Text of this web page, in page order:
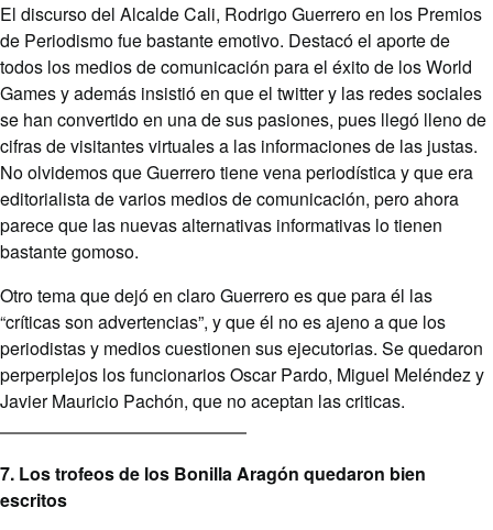
El discurso del Alcalde Cali, Rodrigo Guerrero en los Premios
de Periodismo fue bastante emotivo. Destacó el aporte de
todos los medios de comunicación para el éxito de los World
Games y además insistió en que el twitter y las redes sociales
se han convertido en una de sus pasiones, pues llegó lleno de
cifras de visitantes virtuales a las informaciones de las justas.
No olvidemos que Guerrero tiene vena periodística y que era
editorialista de varios medios de comunicación, pero ahora
parece que las nuevas alternativas informativas lo tienen
bastante gomoso.
Otro tema que dejó en claro Guerrero es que para él las
“críticas son advertencias”, y que él no es ajeno a que los
periodistas y medios cuestionen sus ejecutorias. Se quedaron
perperplejos los funcionarios Oscar Pardo, Miguel Meléndez y
Javier Mauricio Pachón, que no aceptan las criticas.
7. Los trofeos de los Bonilla Aragón quedaron bien
escritos